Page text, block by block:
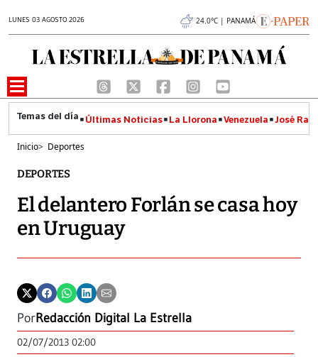
LUNES 03 AGOSTO 2026 24.0°C | PANAMÁ
Últimas Noticias La Llorona Venezuela José
Inicio> Deportes
DEPORTES
El delantero Forlán se casa hoy
en Uruguay
PorRedacción Digital La Estrella
02/07/2013 02:00